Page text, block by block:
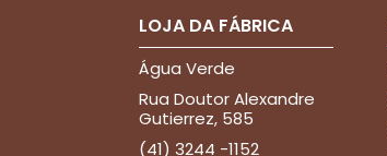
LOJA DA FÁBRICA
Água Verde
Rua Doutor Alexandre
Gutierrez, 585
(41) 3244 -1152